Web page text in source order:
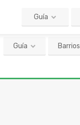
Guía Barrios